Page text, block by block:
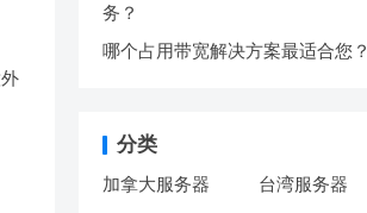
务？
哪个占用带宽解决方案最适合您？
分类
加拿大服务器 台湾服务器